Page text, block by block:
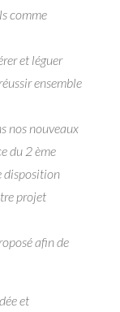
comme
et léguer
ensemble
nos nouveaux
du 2 ème
disposition
projet
afin de
et